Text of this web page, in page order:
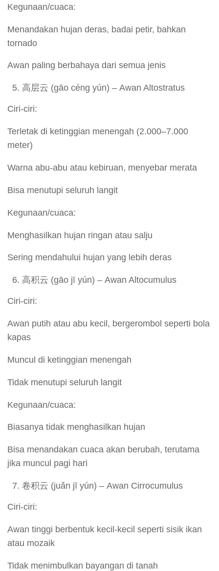
Kegunaan/cuaca:
Menandakan hujan deras, badai petir, bahkan
tornado
Awan paling berbahaya dari semua jenis
高层云 (gāo céng yún) – Awan Altostratus
Ciri-ciri:
Terletak di ketinggian menengah (2.000–7.000
meter)
Warna abu-abu atau kebiruan, menyebar merata
Bisa menutupi seluruh langit
Kegunaan/cuaca:
Menghasilkan hujan ringan atau salju
Sering mendahului hujan yang lebih deras
高积云 (gāo jī yún) – Awan Altocumulus
Ciri-ciri:
Awan putih atau abu kecil, bergerombol seperti bola
kapas
Muncul di ketinggian menengah
Tidak menutupi seluruh langit
Kegunaan/cuaca:
Biasanya tidak menghasilkan hujan
Bisa menandakan cuaca akan berubah, terutama
jika muncul pagi hari
卷积云 (juǎn jī yún) – Awan Cirrocumulus
Ciri-ciri:
Awan tinggi berbentuk kecil-kecil seperti sisik ikan
atau mozaik
Tidak menimbulkan bayangan di tanah